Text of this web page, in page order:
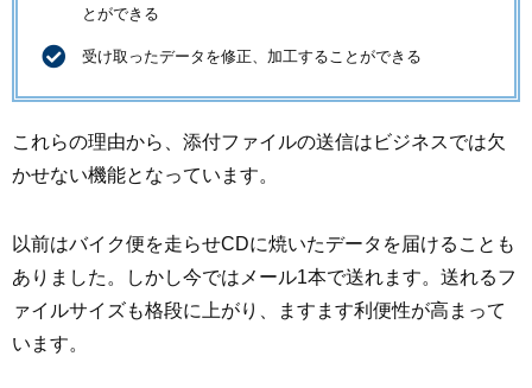
とができる
受け取ったデータを修正、加工することができる
これらの理由から、添付ファイルの送信はビジネスでは欠
かせない機能となっています。
以前はバイク便を走らせCDに焼いたデータを届けることも
ありました。しかし今ではメール1本で送れます。送れるフ
ァイルサイズも格段に上がり、ますます利便性が高まって
います。